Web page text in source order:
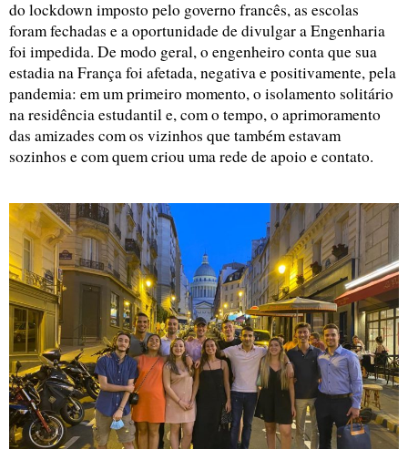
do lockdown imposto pelo governo francês, as escolas
foram fechadas e a oportunidade de divulgar a Engenharia
foi impedida. De modo geral, o engenheiro conta que sua
estadia na França foi afetada, negativa e positivamente, pela
pandemia: em um primeiro momento, o isolamento solitário
na residência estudantil e, com o tempo, o aprimoramento
das amizades com os vizinhos que também estavam
sozinhos e com quem criou uma rede de apoio e contato.